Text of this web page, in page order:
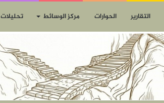
التقارير الحوارات مركز الوسائط تحليلات